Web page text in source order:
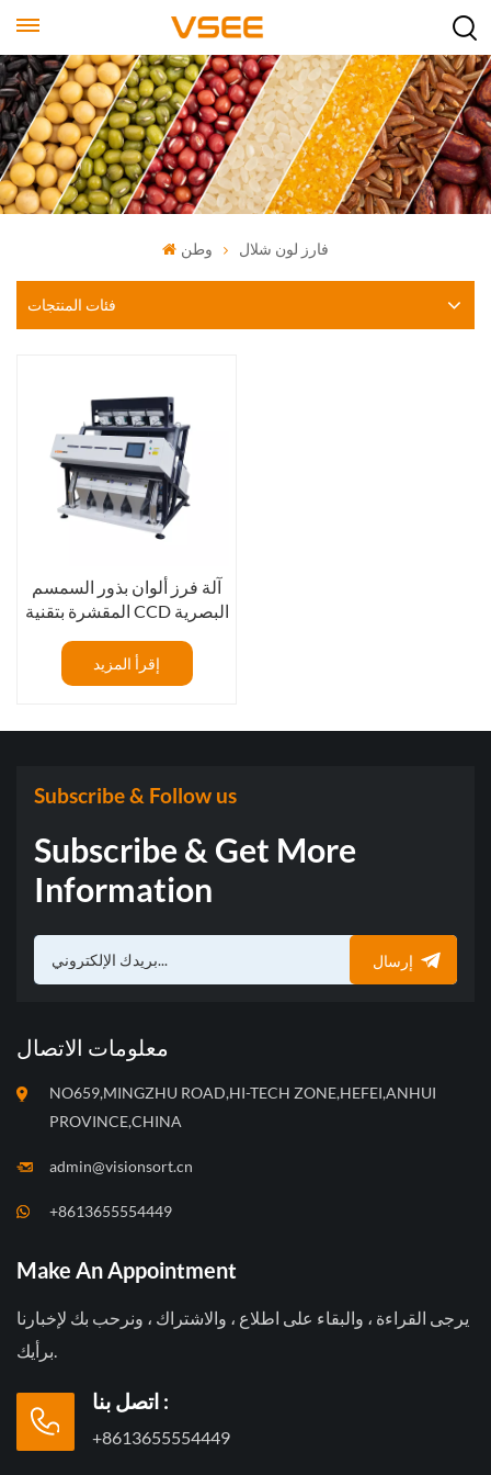
وطن فارز لون شلال
فئات المنتجات
آلة فرز ألوان بذور السمسم
المقشرة بتقنية CCD البصرية
الألوان
إقرأ المزيد
Subscribe & Follow us
Subscribe & Get More
Information
إرسال
معلومات الاتصال
NO659,MINGZHU ROAD,HI-TECH ZONE,HEFEI,ANHUI
PROVINCE,CHINA
admin@visionsort.cn
+8613655554449
Make An Appointment
يرجى القراءة ، والبقاء على اطلاع ، والاشتراك ، ونرحب بك لإخبارنا
برأيك.
اتصل بنا :
+8613655554449